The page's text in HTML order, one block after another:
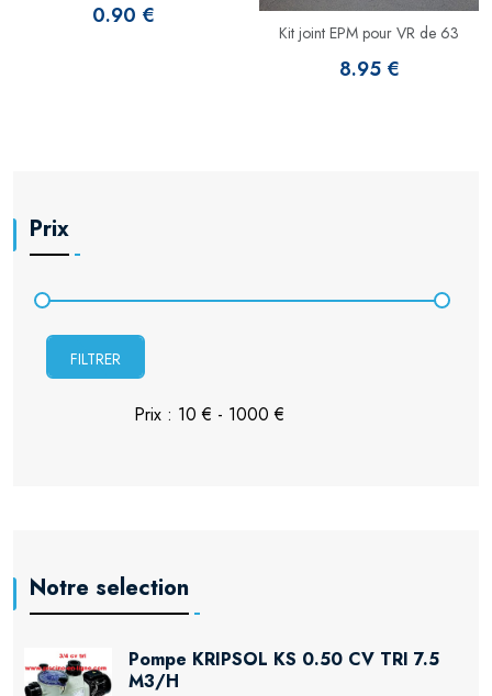
0.90 €
Kit joint EPM pour VR de 63
8.95 €
Prix
FILTRER
Notre selection
Pompe KRIPSOL KS 0.50 CV TRI 7.5
M3/H